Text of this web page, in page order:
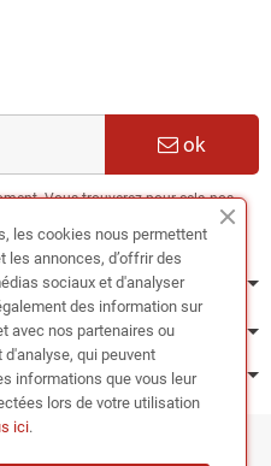
ok
Vous trouverez pour cela nos
d'utilisation du site.
les cookies nous permettent
les annonces, d’offrir des
sociaux et d'analyser
des information sur
avec nos partenaires ou
qui peuvent
informations que vous leur
lors de votre utilisation
ici.